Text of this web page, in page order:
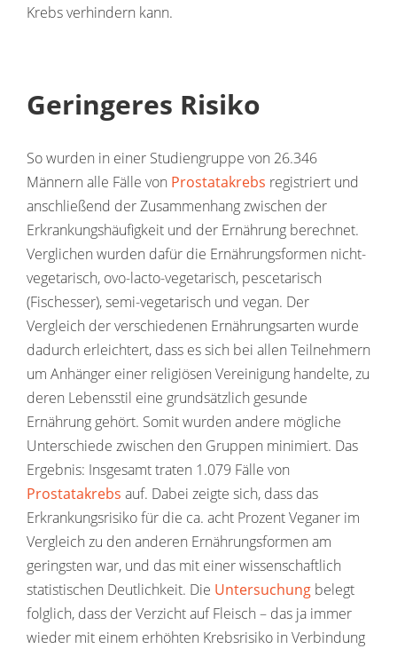
Krebs verhindern kann.
Geringeres Risiko
So wurden in einer Studiengruppe von 26.346
Männern alle Fälle von Prostatakrebs registriert und
anschließend der Zusammenhang zwischen der
Erkrankungshäufigkeit und der Ernährung berechnet.
Verglichen wurden dafür die Ernährungsformen nicht-
vegetarisch, ovo-lacto-vegetarisch, pescetarisch
(Fischesser), semi-vegetarisch und vegan. Der
Vergleich der verschiedenen Ernährungsarten wurde
dadurch erleichtert, dass es sich bei allen Teilnehmern
um Anhänger einer religiösen Vereinigung handelte, zu
deren Lebensstil eine grundsätzlich gesunde
Ernährung gehört. Somit wurden andere mögliche
Unterschiede zwischen den Gruppen minimiert. Das
Ergebnis: Insgesamt traten 1.079 Fälle von
Prostatakrebs auf. Dabei zeigte sich, dass das
Erkrankungsrisiko für die ca. acht Prozent Veganer im
Vergleich zu den anderen Ernährungsformen am
geringsten war, und das mit einer wissenschaftlich
statistischen Deutlichkeit. Die Untersuchung belegt
folglich, dass der Verzicht auf Fleisch – das ja immer
wieder mit einem erhöhten Krebsrisiko in Verbindung